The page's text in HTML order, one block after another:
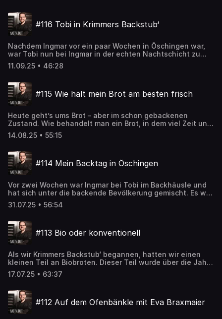
#116 Tobi in Krimmers Backstub‘
Nachdem Ingmar vor ein paar Wochen in Öschingen war,
war Tobi nun bei Ingmar in der echten Nachtschicht zu
Gast. Um drei Uhr ging‘s los – und klar: Nach der einen
Nachtschicht gabs noch den Podcast Nachtschicht. Live
Premiere gelungen ist und was Tobi beim Backen im
professionellen Style gelernt hat: Hört selbst 😊
11.09.25 • 46:28
#115 Wie hält mein Brot am besten frisch
Heute geht’s ums Brot – aber im schon gebackenen
Zustand. Wie behandelt man ein Brot, in dem viel Zeit und
Liebe steckt, so, dass man möglichst lange was davon
hat? Wie kennen es die Beiden aus ihrer Kindheit und was
gehen Ingmar und Tobi in dieser Folge nach. Und übrigens:
Das eigentliche Thema beginnt bei ca. Minute 30 :-D
Wenn Ihr wissen wollt, wieso das wichtig ist: Hört rein 😉
14.08.25 • 55:15
#114 Mein Backtag in Öschingen
Vor zwei Wochen war Ingmar bei Tobi im Backhäusle und
hat sich unter die backende Bevölkerung gemischt. Es war
total beeindruckend zu sehen, wie viele Menschen sich
dort engagieren und das Dorfbackhaus zu einem
auch wenn man es nicht sofort denkt: Auch bei diesem
gemeinsamen Backen hat Ingmar mal wieder was
gelernt…
31.07.25 • 56:54
#113 Bio oder konventionell
Als wir Krimmers Backstub‘ begannen, hatten wir einen
kleinen Teil an Biobroten. Dieser Teil wurde über die Jahre
immer mehr. Letztes Jahr haben wir dann den Schritt
gewagt und uns zur 100 % Biobäckerei weiter entwickelt.
Herausforderungen geprägt. Doch heute sind wir froh,
dass wir ihn gegangen sind. Was uns dabei beschäftigte
und was genau der Unterschied zur konventionellen
17.07.25 • 63:37
#112 Auf dem Ofenbänkle mit Eva Braxmaier